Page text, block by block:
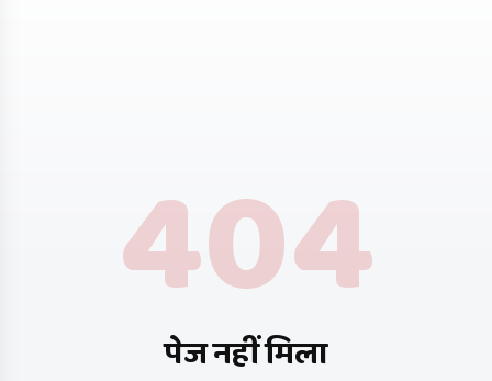
404
पेज नहीं मिला